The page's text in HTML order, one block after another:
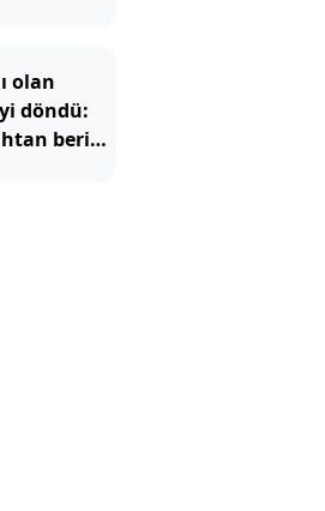
olan
döndü:
beri